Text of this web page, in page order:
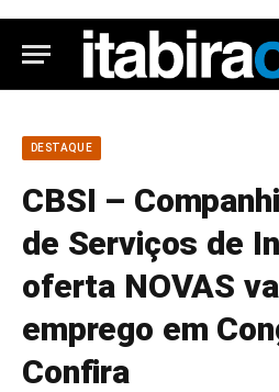
DESTAQUE
CBSI –
de Serviços de
oferta NOVAS
emprego em
Confira